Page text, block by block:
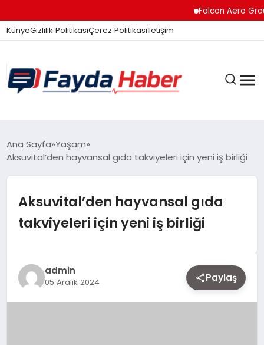
Falcon Aero
KünyeGizlilik PolitikasıÇerez Politikasıİletişim
GÜNDEM
TEKNOLOJI
EKONOMI
Ana Sayfa Yaşam
Aksuvital’den hayvansal gıda takviyeleri için yeni iş birliği
Aksuvital’den hayvansal gıda
takviyeleri için yeni iş birliği
admin
05 Aralık 2024 Paylaş